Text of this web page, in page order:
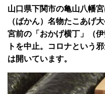
山口県下関市の亀山八幡
（ばかん）名物たこあげ
宮前の「おかげ横丁」（
トを中止。コロナという
は開いています。